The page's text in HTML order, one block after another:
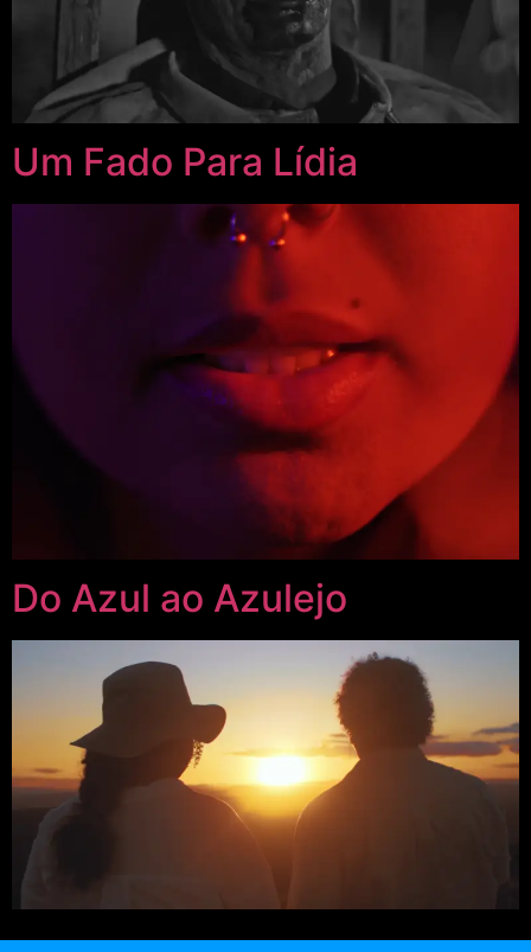
Um Fado Para Lídia
Do Azul ao Azulejo